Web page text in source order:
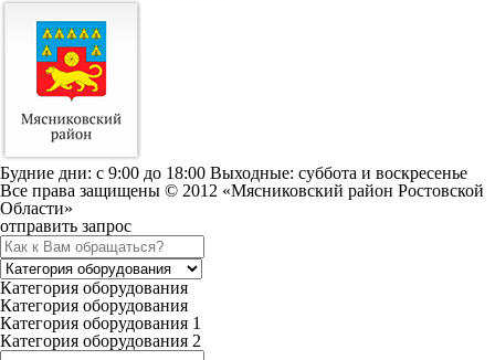
Будние дни: c 9:00 до 18:00 Выходные: суббота и воскресенье
Все права защищены © 2012 «Мясниковский район Ростовской
Области»
отправить запрос
Категория оборудования
Категория оборудования
Категория оборудования 1
Категория оборудования 2